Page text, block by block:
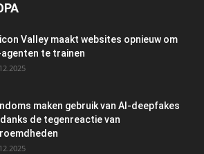
Valley maakt websites opnieuw om
te trainen
maken gebruik van AI-deepfakes
de tegenreactie van